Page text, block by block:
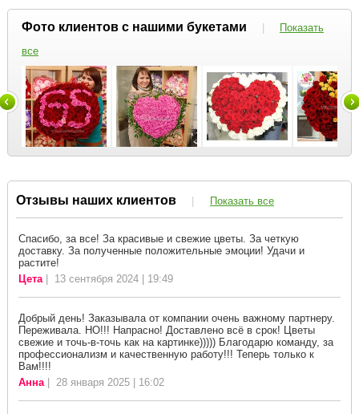
Фото клиентов с нашими букетами |
Показать
все
Отзывы наших клиентов | Показать все
Спасибо, за все! За красивые и свежие цветы. За четкую
доставку. За полученные положительные эмоции! Удачи и
растите!
Цета| 13 сентября 2024 | 19:49
Добрый день! Заказывала от компании очень важному партнеру.
Переживала. НО!!! Напрасно! Доставлено всё в срок! Цветы
свежие и точь-в-точь как на картинке))))) Благодарю команду, за
профессионализм и качественную работу!!! Теперь только к
Вам!!!!
Анна| 28 января 2025 | 16:02